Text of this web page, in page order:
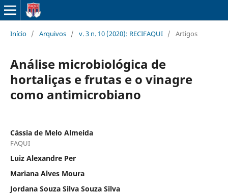
Início / Arquivos / v. 3 n. 10 (2020): RECIFAQUI / Artigos
Análise microbiológica de
hortaliças e frutas e o vinagre
como antimicrobiano
Cássia de Melo Almeida
FAQUI
Luiz Alexandre Per
Mariana Alves Moura
Jordana Souza Silva Souza Silva